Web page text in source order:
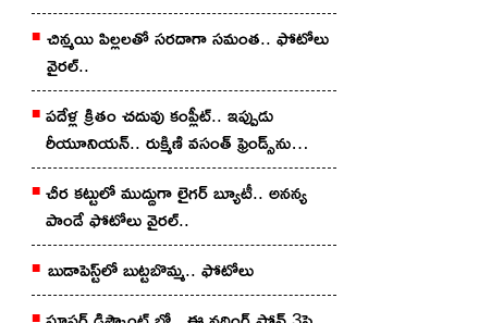
చిన్మ‌యి పిల్ల‌ల‌తో స‌ర‌దాగా సమంత‌.. ఫోటోలు
వైర‌ల్..
ప‌దేళ్ల క్రితం చ‌దువు కంప్లీట్.. ఇప్పుడు
రీయూనియన్.. రుక్మిణి వసంత్ ఫ్రెండ్స్‌ను
చూశారా?
చీర క‌ట్టులో ముద్దుగా లైగ‌ర్ బ్యూటీ.. అన‌న్య
పాండే ఫోటోలు వైర‌ల్..
బుడాపెస్ట్‌లో బుట్టబొమ్మ‌.. ఫోటోలు